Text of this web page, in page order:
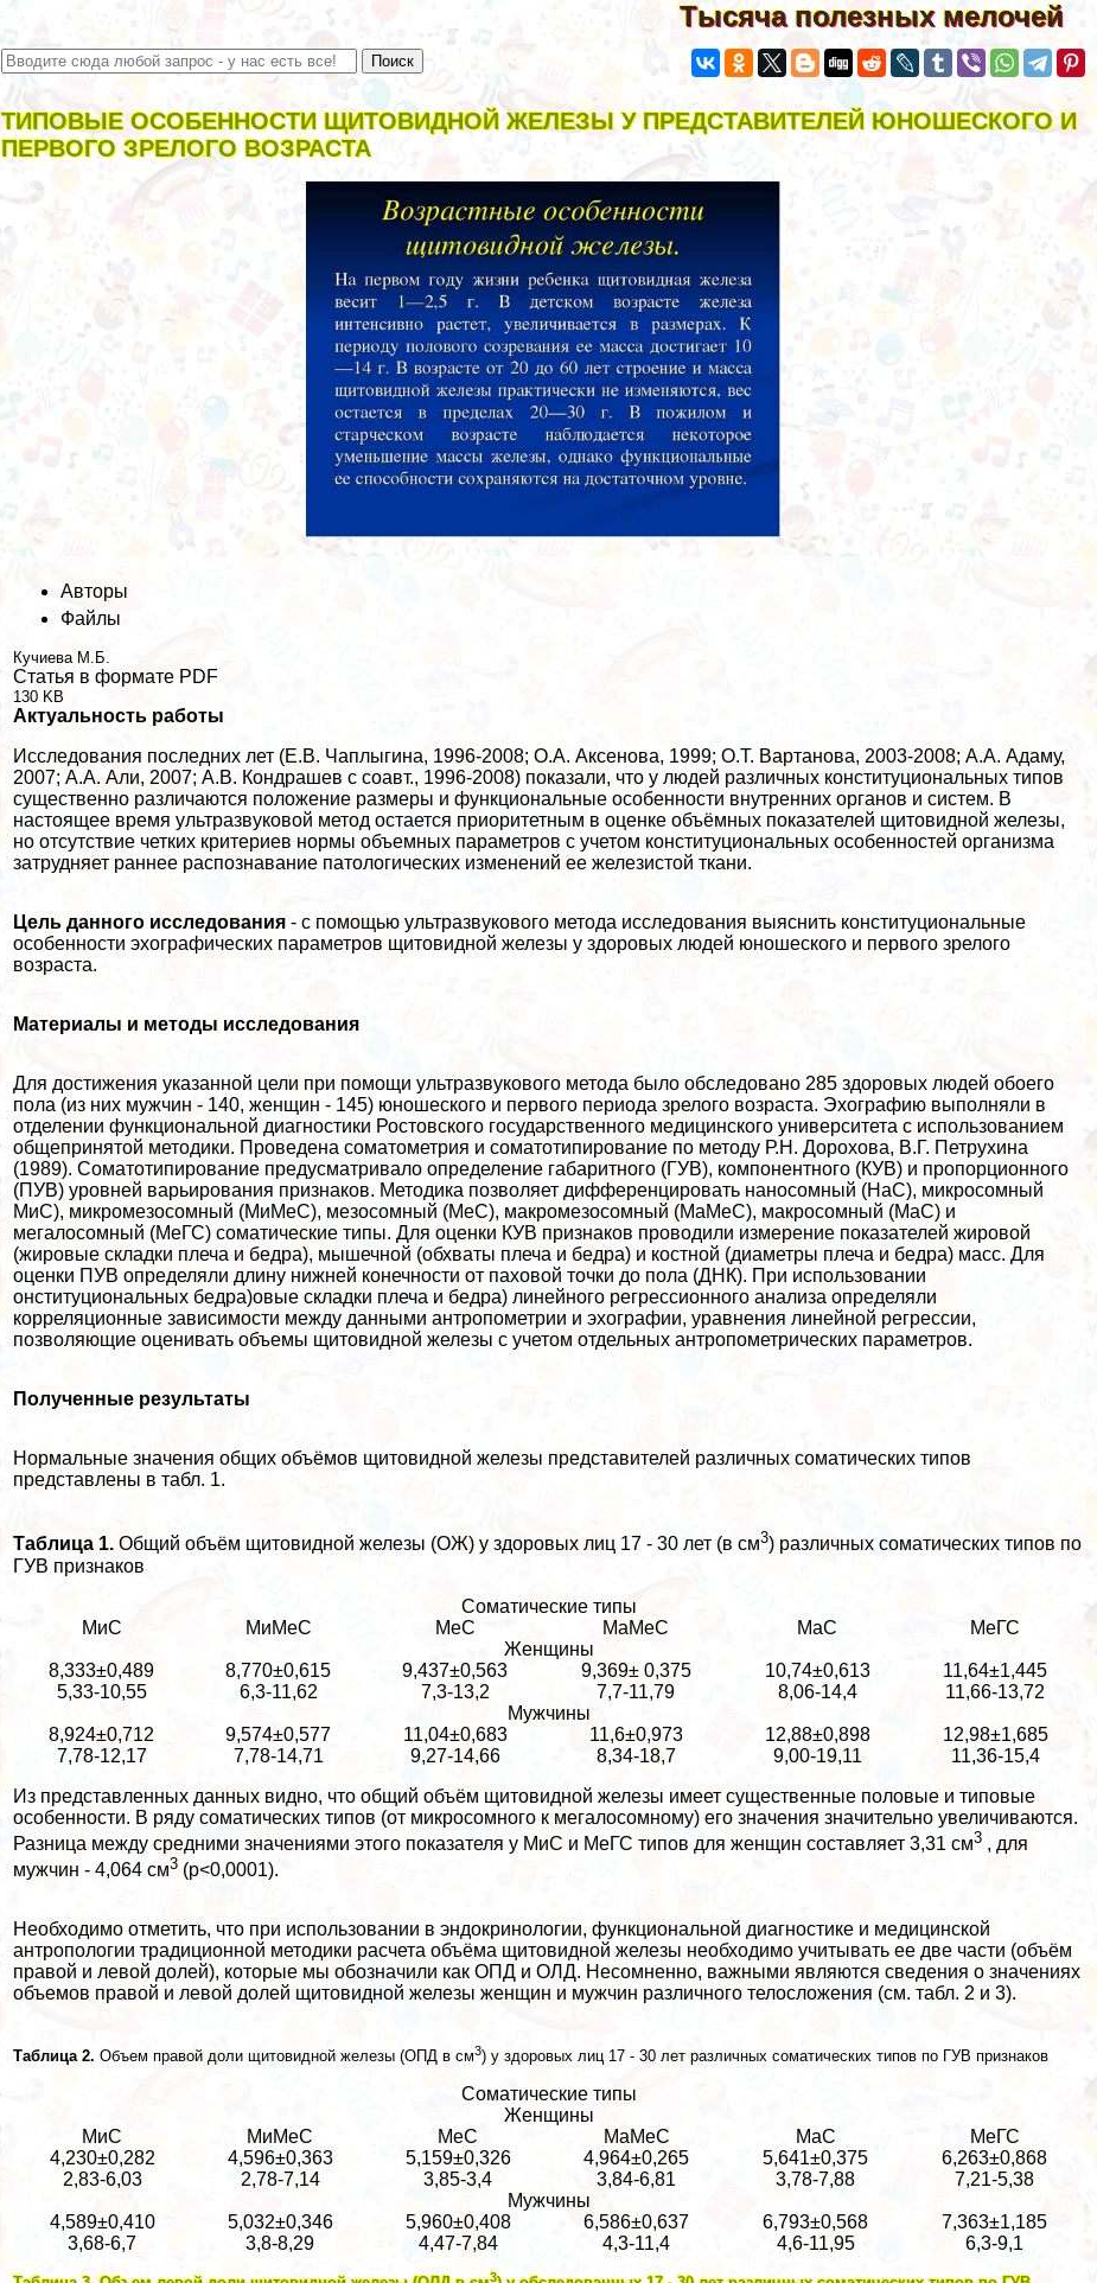
Тысяча полезных мелочей
ТИПОВЫЕ ОСОБЕННОСТИ ЩИТОВИДНОЙ ЖЕЛЕЗЫ У ПРЕДСТАВИТЕЛЕЙ ЮНОШЕСКОГО И
ПЕРВОГО ЗРЕЛОГО ВОЗРАСТА
Авторы
Файлы
Кучиева М.Б.
Статья в формате PDF
130 KB
Актуальность работы
Исследования последних лет (Е.В. Чаплыгина, 1996-2008; О.А. Аксенова, 1999; О.Т. Вартанова, 2003-2008; А.А. Адаму,
2007; А.А. Али, 2007; А.В. Кондрашев с соавт., 1996-2008) показали, что у людей различных конституциональных типов
существенно различаются положение размеры и функциональные особенности внутренних органов и систем. В
настоящее время ультразвуковой метод остается приоритетным в оценке объёмных показателей щитовидной железы,
но отсутствие четких критериев нормы объемных параметров с учетом конституциональных особенностей организма
затрудняет раннее распознавание патологических изменений ее железистой ткани.
Цель данного исследования - с помощью ультразвукового метода исследования выяснить конституциональные
особенности эхографических параметров щитовидной железы у здоровых людей юношеского и первого зрелого
возраста.
Материалы и методы исследования
Для достижения указанной цели при помощи ультразвукового метода было обследовано 285 здоровых людей обоего
пола (из них мужчин - 140, женщин - 145) юношеского и первого периода зрелого возраста. Эхографию выполняли в
отделении функциональной диагностики Ростовского государственного медицинского университета с использованием
общепринятой методики. Проведена соматометрия и соматотипирование по методу Р.Н. Дорохова, В.Г. Петрухина
(1989). Соматотипирование предусматривало определение габаритного (ГУВ), компонентного (КУВ) и пропорционного
(ПУВ) уровней варьирования признаков. Методика позволяет дифференцировать наносомный (НаС), микросомный
МиС), микромезосомный (МиМеС), мезосомный (МеС), макромезосомный (МаМеС), макросомный (МаС) и
мегалосомный (МеГС) соматические типы. Для оценки КУВ признаков проводили измерение показателей жировой
(жировые складки плеча и бедра), мышечной (обхваты плеча и бедра) и костной (диаметры плеча и бедра) масс. Для
оценки ПУВ определяли длину нижней конечности от паховой точки до пола (ДНК). При использовании
онституциональных бедра)овые складки плеча и бедра) линейного регрессионного анализа определяли
корреляционные зависимости между данными антропометрии и эхографии, уравнения линейной регрессии,
позволяющие оценивать объемы щитовидной железы с учетом отдельных антропометрических параметров.
Полученные результаты
Нормальные значения общих объёмов щитовидной железы представителей различных соматических типов
представлены в табл. 1.
Таблица 1.Общий объём щитовидной железы (ОЖ) у здоровых лиц 17 - 30 лет (в см3) различных соматических типов по
ГУВ признаков
Соматические типы
МиС
МиМеС МеС МаМеС МаС
МеГС
Женщины
8,333±0,489
8,770±0,615 9,437±0,563 9,369± 0,375 10,74±0,613
11,64±1,445
5,33-10,55
6,3-11,62 7,3-13,2 7,7-11,79 8,06-14,4
11,66-13,72
Мужчины
8,924±0,712
9,574±0,577 11,04±0,683 11,6±0,973 12,88±0,898
12,98±1,685
7,78-12,17
7,78-14,71 9,27-14,66 8,34-18,7 9,00-19,11
11,36-15,4
Из представленных данных видно, что общий объём щитовидной железы имеет существенные пoлoвые и типовые
особенности. В ряду соматических типов (от микросомного к мегалосомному) его значения значительно увеличиваются.
Разница между средними значениями этого показателя у МиС и МеГС типов для женщин составляет 3,31 см3 , для
мужчин - 4,064 см3 (p<0,0001).
Необходимо отметить, что при использовании в эндокринологии, функциональной диагностике и медицинской
антропологии традиционной методики расчета объёма щитовидной железы необходимо учитывать ее две части (объём
правой и левой долей), которые мы обозначили как ОПД и ОЛД. Несомненно, важными являются сведения о значениях
объемов правой и левой долей щитовидной железы женщин и мужчин различного телосложения (см. табл. 2 и 3).
Таблица 2. Объем правой доли щитовидной железы (ОПД в см3) у здоровых лиц 17 - 30 лет различных соматических типов по ГУВ признаков
Соматические типы
Женщины
МиС
МиМеС МеС МаМеС МаС
МеГС
4,230±0,282
4,596±0,363 5,159±0,326 4,964±0,265 5,641±0,375
6,263±0,868
2,83-6,03
2,78-7,14 3,85-3,4 3,84-6,81 3,78-7,88
7,21-5,38
Мужчины
4,589±0,410
5,032±0,346 5,960±0,408 6,586±0,637 6,793±0,568
7,363±1,185
3,68-6,7
3,8-8,29 4,47-7,84 4,3-11,4 4,6-11,95 6,3-9,1
3